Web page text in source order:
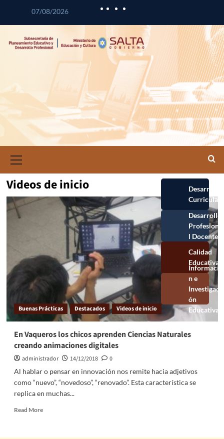
07/08/2026
Videos de inicio
Buenas Prácticas Destacados Videos de inicio
En Vaqueros los chicos aprenden Ciencias Naturales
creando animaciones digitales
administrador 14/12/2018
0
Al hablar o pensar en innovación nos remite hacia adjetivos
como “nuevo”, “novedoso”, “renovado”. Esta característica se
replica en muchas...
Read More
Desarrollo
Curricular
Desarrollo
Profesional
Docente
Calidad
Educativa
Información e
Investigación
Educativa